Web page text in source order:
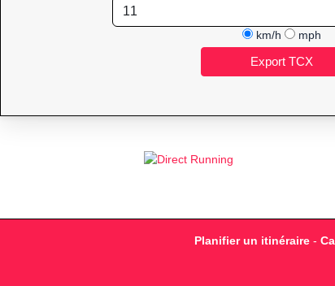
km/h mph
Planifier un itinéraire -